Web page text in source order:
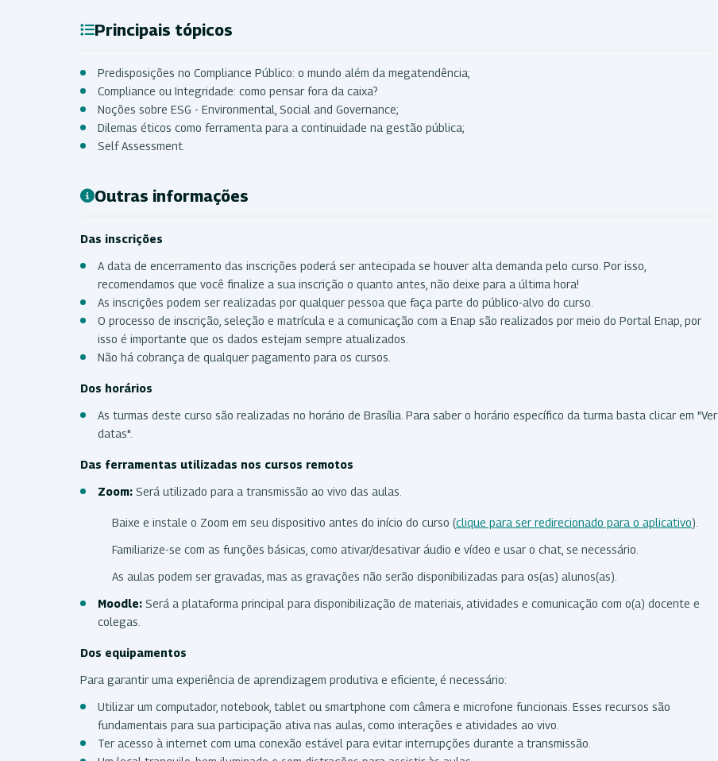
Principais tópicos
Predisposições no Compliance Público: o mundo além da megatendência;
Compliance ou Integridade: como pensar fora da caixa?
Noções sobre ESG - Environmental, Social and Governance;
Dilemas éticos como ferramenta para a continuidade na gestão pública;
Self Assessment.
Outras informações
Das inscrições
A data de encerramento das inscrições poderá ser antecipada se houver alta demanda pelo curso. Por isso,
recomendamos que você finalize a sua inscrição o quanto antes, não deixe para a última hora!
As inscrições podem ser realizadas por qualquer pessoa que faça parte do público-alvo do curso.
O processo de inscrição, seleção e matrícula e a comunicação com a Enap são realizados por meio do Portal Enap, por
isso é importante que os dados estejam sempre atualizados.
Não há cobrança de qualquer pagamento para os cursos.
Dos horários
As turmas deste curso são realizadas no horário de Brasília. Para saber o horário específico da turma basta clicar em "Ver
datas".
Das ferramentas utilizadas nos cursos remotos
Zoom: Será utilizado para a transmissão ao vivo das aulas.
Baixe e instale o Zoom em seu dispositivo antes do início do curso (clique para ser redirecionado para o aplicativo).
Familiarize-se com as funções básicas, como ativar/desativar áudio e vídeo e usar o chat, se necessário.
As aulas podem ser gravadas, mas as gravações não serão disponibilizadas para os(as) alunos(as).
Moodle: Será a plataforma principal para disponibilização de materiais, atividades e comunicação com o(a) docente e
colegas.
Dos equipamentos
Para garantir uma experiência de aprendizagem produtiva e eficiente, é necessário:
Utilizar um computador, notebook, tablet ou smartphone com câmera e microfone funcionais. Esses recursos são
fundamentais para sua participação ativa nas aulas, como interações e atividades ao vivo.
Ter acesso à internet com uma conexão estável para evitar interrupções durante a transmissão.